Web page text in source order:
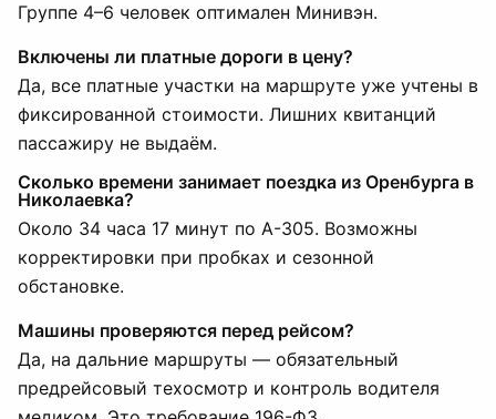
Группе 4–6 человек оптимален Минивэн.
Включены ли платные дороги в цену?
Да, все платные участки на маршруте уже учтены в
фиксированной стоимости. Лишних квитанций
пассажиру не выдаём.
Сколько времени занимает поездка из Оренбурга в
Николаевка?
Около 34 часа 17 минут по А-305. Возможны
корректировки при пробках и сезонной
обстановке.
Машины проверяются перед рейсом?
Да, на дальние маршруты — обязательный
предрейсовый техосмотр и контроль водителя